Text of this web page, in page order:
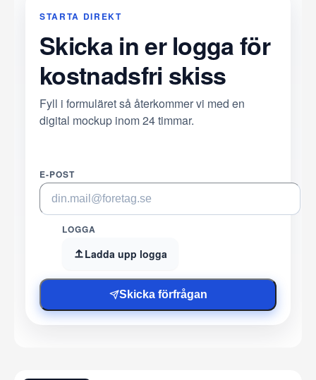
STARTA DIREKT
Skicka in er logga för
kostnadsfri skiss
Fyll i formuläret så återkommer vi med en
digital mockup inom 24 timmar.
E-POST
LOGGA
Ladda upp logga
Skicka förfrågan